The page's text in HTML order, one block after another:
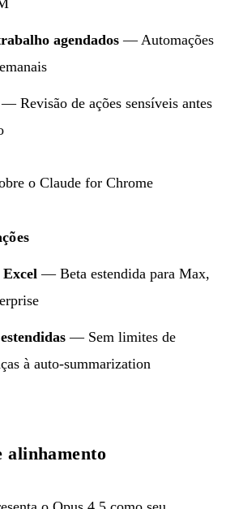
agendados — Automações
— Revisão de ações sensíveis antes
o Claude for Chrome
— Beta estendida para Max,
— Sem limites de
à auto-summarization
alinhamento